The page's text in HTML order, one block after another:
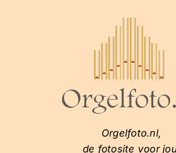
Orgelfoto.nl,
de fotosite voor